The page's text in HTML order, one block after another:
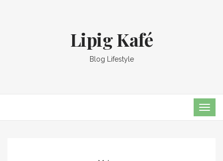
Lipig Kafé
Blog Lifestyle